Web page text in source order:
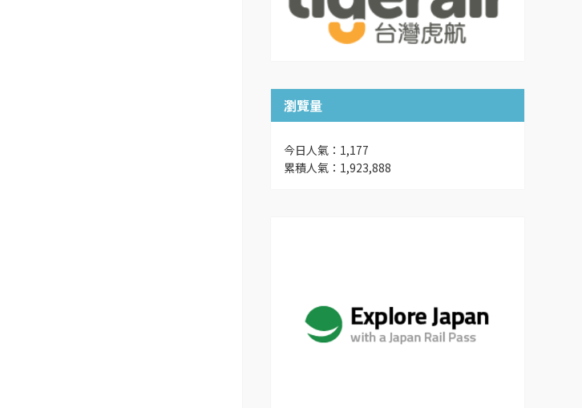
瀏覽量
今日人氣：1,177
累積人氣：1,923,888